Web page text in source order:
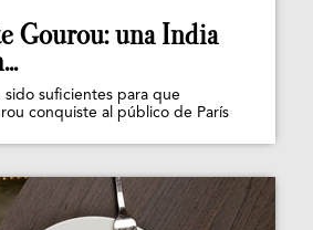
Gourou: una India
sido suficientes para que
conquiste al público de París